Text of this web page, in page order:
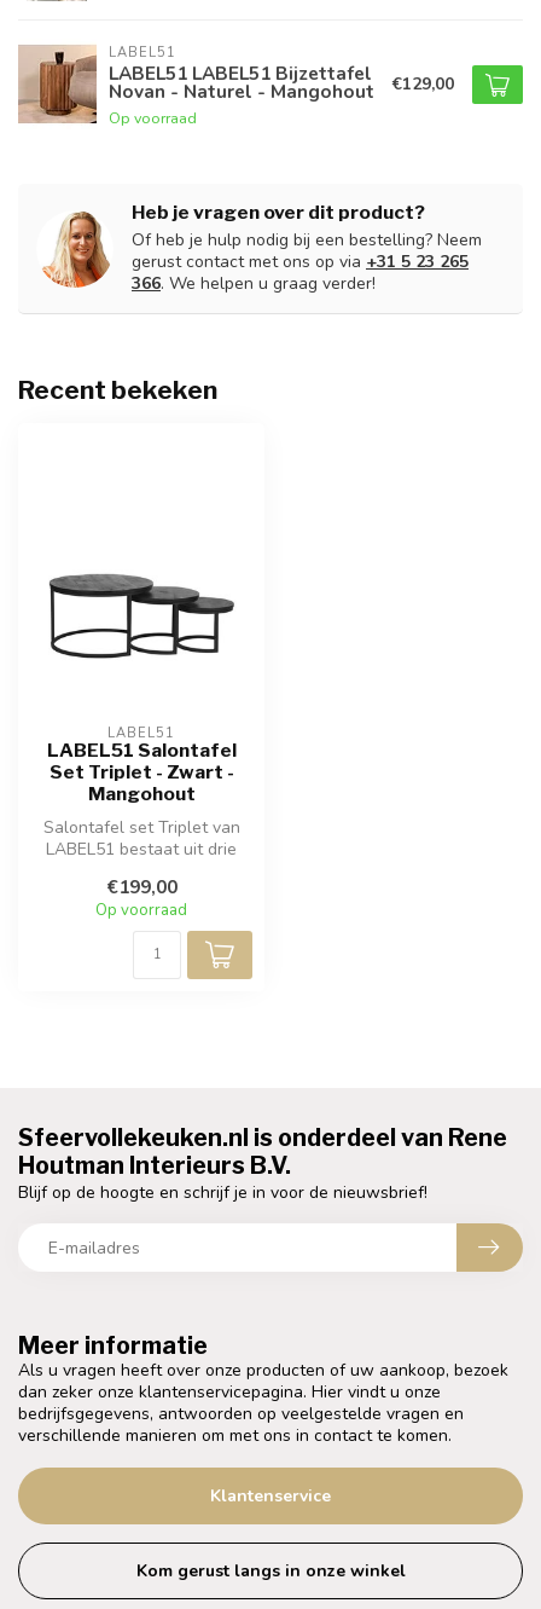
LABEL51
LABEL51 LABEL51 Bijzettafel
Novan - Naturel - Mangohout
Op voorraad
€129,00
Heb je vragen over dit product?
Of heb je hulp nodig bij een bestelling? Neem
gerust contact met ons op via +31 5 23 265
366. We helpen u graag verder!
Recent bekeken
LABEL51
LABEL51 Salontafel
Set Triplet - Zwart -
Mangohout
Salontafel set Triplet van
LABEL51 bestaat uit drie
man...
€199,00
Op voorraad
Meer informatie
Als u vragen heeft over onze producten of uw aankoop, bezoek
dan zeker onze klantenservicepagina. Hier vindt u onze
bedrijfsgegevens, antwoorden op veelgestelde vragen en
verschillende manieren om met ons in contact te komen.
Klantenservice
Kom gerust langs in onze winkel
Sfeervollekeuken.nl is onderdeel van Rene
Houtman Interieurs B.V.
Blijf op de hoogte en schrijf je in voor de nieuwsbrief!